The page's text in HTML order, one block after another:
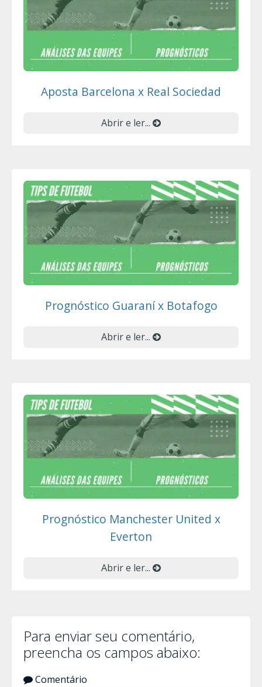
Aposta Barcelona x Real Sociedad
Abrir e ler...
Prognóstico Guaraní x Botafogo
Abrir e ler...
Prognóstico Manchester United x
Everton
Abrir e ler...
Para enviar seu comentário,
preencha os campos abaixo:
Comentário